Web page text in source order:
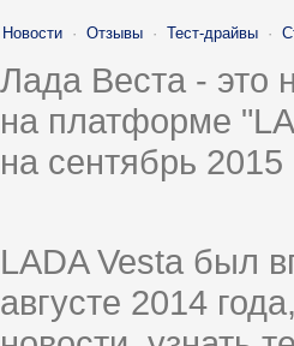
Новости · Отзывы · Тест-драйвы ·
Лада Веста - это
на платформе
на сентябрь
LADA Vesta был
августе 2014